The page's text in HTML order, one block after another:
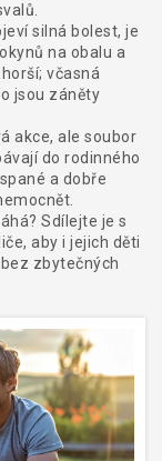
silná bolest, je
na obalu a
včasná
jsou záněty
akce, ale soubor
do rodinného
a dobře
Sdílejte je s
aby i jejich děti
zbytečných